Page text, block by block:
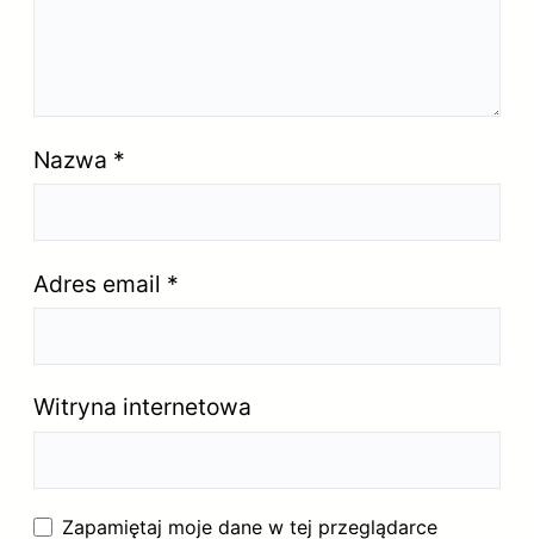
Nazwa *
Adres email *
Witryna internetowa
Zapamiętaj moje dane w tej przeglądarce